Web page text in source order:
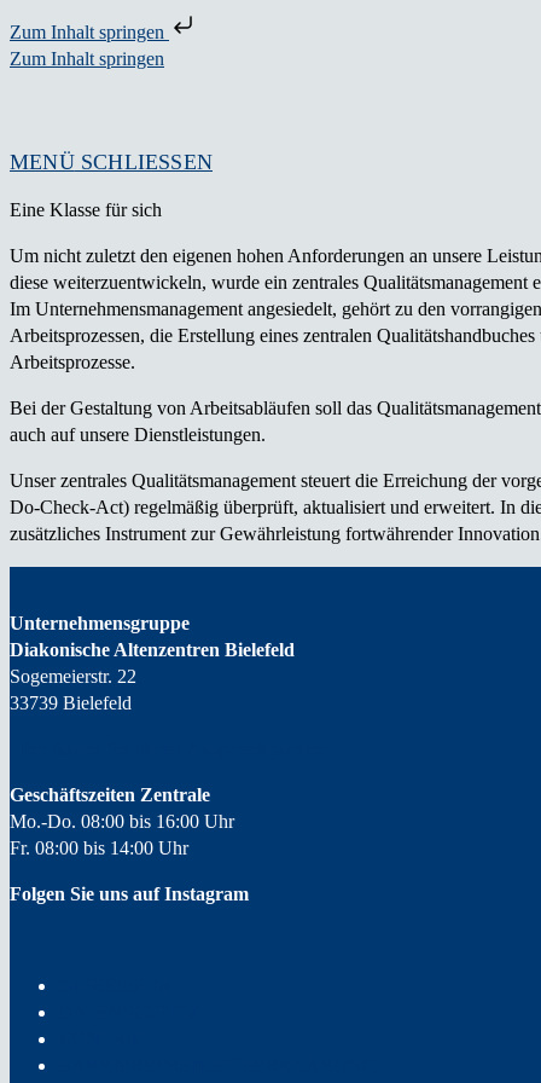
Zum Inhalt springen
Zum Inhalt springen
MENÜ SCHLIESSEN
Eine Klasse für sich
Um nicht zuletzt den eigenen hohen Anforderungen an unsere
diese weiterzuentwickeln, wurde ein zentrales Qualitätsmanage­ment
Im Unternehmens­management ange­siedelt, gehört zu den
Arbeitsprozessen, die Erstellung eines zentralen
Arbeitsprozesse.
Bei der Gestaltung von Arbeitsabläufen soll das
auch auf unsere Dienstleistungen.
Unser zentrales Qualitätsmanagement steuert die Erreichung der
Do-Check-Act) regelmäßig überprüft, aktualisiert und erweitert. In
zusätzliches Instrument zur Gewährleistung fortwährender
Unternehmensgruppe
Diakonische Altenzentren Bielefeld
Sogemeierstr. 22
33739 Bielefeld
Geschäftszeiten Zentrale
Mo.-Do. 08:00 bis 16:00 Uhr
Fr. 08:00 bis 14:00 Uhr
Folgen Sie uns auf Instagram